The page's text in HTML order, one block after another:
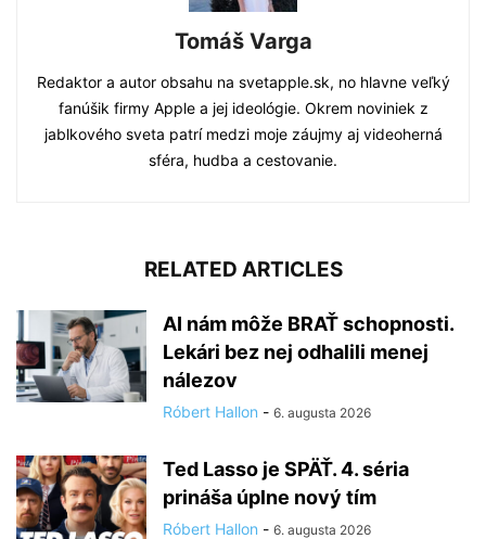
Tomáš Varga
Redaktor a autor obsahu na svetapple.sk, no hlavne veľký
fanúšik firmy Apple a jej ideológie. Okrem noviniek z
jablkového sveta patrí medzi moje záujmy aj videoherná
sféra, hudba a cestovanie.
RELATED ARTICLES
AI nám môže BRAŤ schopnosti.
Lekári bez nej odhalili menej
nálezov
Róbert Hallon - 6. augusta 2026
Ted Lasso je SPÄŤ. 4. séria
prináša úplne nový tím
Róbert Hallon - 6. augusta 2026